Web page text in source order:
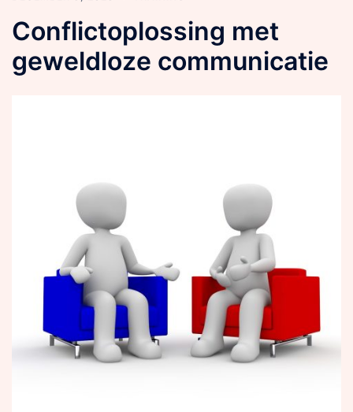
Conflictoplossing met
geweldloze communicatie